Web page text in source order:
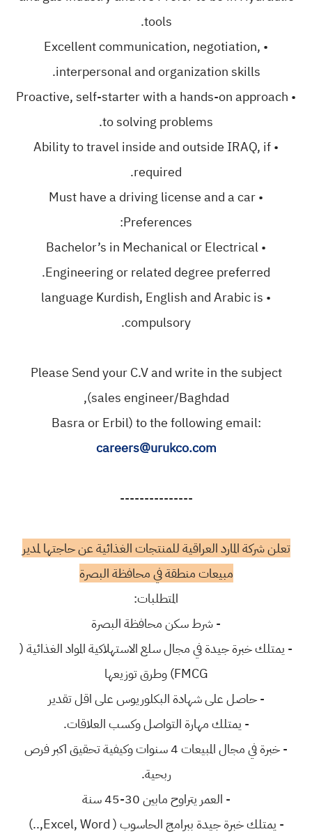
tools.
• Excellent communication, negotiation,
interpersonal and organization skills.
• Proactive, self-starter with a hands-on approach
to solving problems.
• Ability to travel inside and outside IRAQ, if
required.
• Must have a driving license and a car
Preferences:
• Bachelor’s in Mechanical or Electrical
Engineering or related degree preferred.
• language Kurdish, English and Arabic is
compulsory.
Please Send your C.V and write in the subject
(sales engineer/Baghdad,
Basra or Erbil) to the following email:
careers@urukco.com
---------------
تعلن شركة المارد العراقية للمنتجات الغذائية عن حاجتها لمدير
مبيعات منطقة في محافظة البصرة
المتطلبات:
- شرط سكن محافظة البصرة
- يمتلك خبرة جيدة في مجال سلع الاستهلاكية المواد الغذائية (
FMCG) وطرق توزيعها
- حاصل على شهادة البكلوريوس على اقل تقدير
- يمتلك مهارة التواصل وكسب العلاقات.
- خبرة في مجال المبيعات 4 سنوات وكيفية تحقيق اكبر فرص
ربحية.
- العمر يتراوح مابين 30-45 سنة
- يمتلك خبرة جيدة ببرامج الحاسوب ( Excel, Word,..)